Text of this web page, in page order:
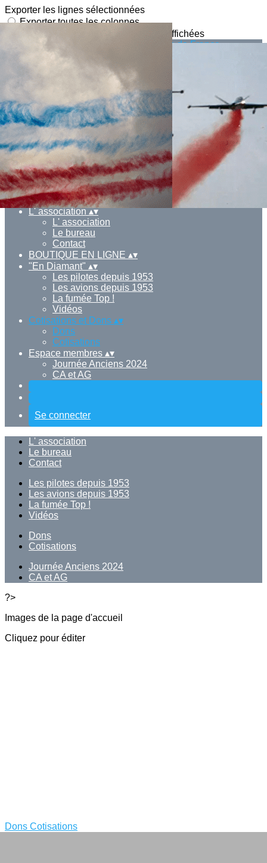
Exporter les lignes sélectionnées
Exporter toutes les colonnes
Exporter uniquement les colonnes affichées
Menu
Dons
Cotisations
Ajoutez un logo, un bouton, des réseaux sociaux
Cliquez pour éditer
Actualités▴▾
L' association▴▾
L' association
Le bureau
Contact
BOUTIQUE EN LIGNE ▴▾
"En Diamant" ▴▾
Les pilotes depuis 1953
Les avions depuis 1953
La fumée Top !
Vidéos
Cotisations et Dons ▴▾
Dons
Cotisations
Espace membres ▴▾
Journée Anciens 2024
CA et AG
Se connecter
L' association
Le bureau
Contact
Les pilotes depuis 1953
Les avions depuis 1953
La fumée Top !
Vidéos
Dons
Cotisations
Journée Anciens 2024
CA et AG
?>
Images de la page d'accueil
Cliquez pour éditer
Dons Cotisations